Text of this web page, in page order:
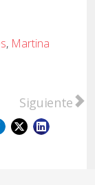
, Martina
Sebastián
Artículo
Siguiente